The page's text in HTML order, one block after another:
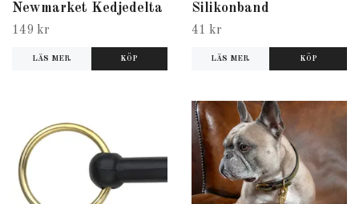
Newmarket Kedjedelta
149 kr
LÄS MER
Silikonband
41 kr
LÄS MER KÖP